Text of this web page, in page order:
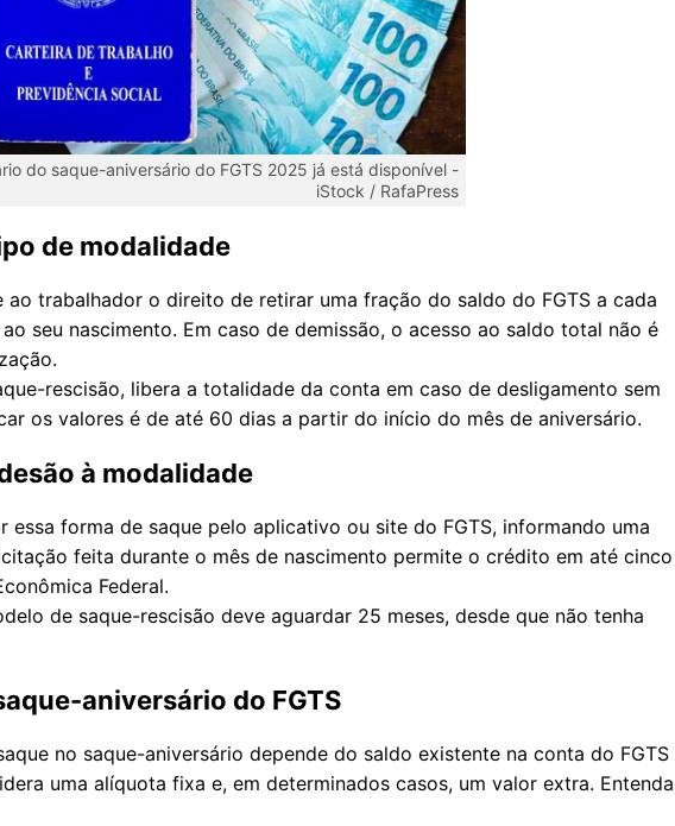
do saque-aniversário do FGTS 2025 já está disponível -
iStock / RafaPress
de modalidade
ao trabalhador o direito de retirar uma fração do saldo do FGTS a cada
seu nascimento. Em caso de demissão, o acesso ao saldo total não é
rescisão, libera a totalidade da conta em caso de desligamento sem
os valores é de até 60 dias a partir do início do mês de aniversário.
à modalidade
forma de saque pelo aplicativo ou site do FGTS, informando uma
feita durante o mês de nascimento permite o crédito em até cinco
Federal.
de saque-rescisão deve aguardar 25 meses, desde que não tenha
aniversário do FGTS
no saque-aniversário depende do saldo existente na conta do FGTS
uma alíquota fixa e, em determinados casos, um valor extra. Entenda